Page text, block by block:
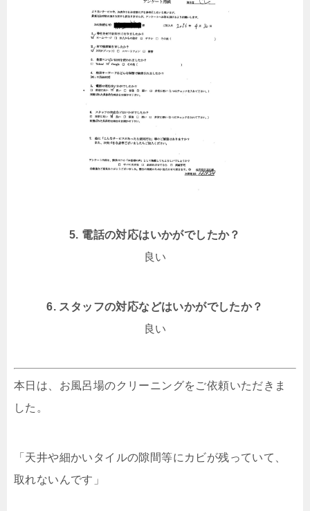
5. 電話の対応はいかがでしたか？
良い
6. スタッフの対応などはいかがでしたか？
良い
本日は、お風呂場のクリーニングをご依頼いただきま
した。
「天井や細かいタイルの隙間等にカビが残っていて、
取れないんです」